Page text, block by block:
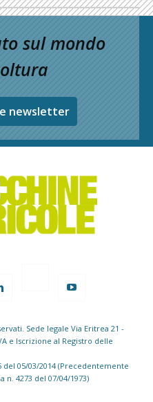
sul mondo
newsletter
Sede legale Via Eritrea 21 -
e Iscrizione al Registro delle
05/03/2014 (Precedentemente
4273 del 07/04/1973)